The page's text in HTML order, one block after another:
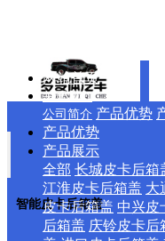
智能皮卡后箱盖
网站首页
关于我们
公司简介 产品优势
产品优势
产品展示
全部 长城皮卡后箱
江淮皮卡后箱盖 大
皮卡后箱盖 中兴皮
后箱盖 庆铃皮卡后